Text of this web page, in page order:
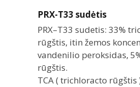
PRX-T33 sudėtis
PRX–T33 sudetis: 33%
rūgštis, itin žemos
vandenilio peroksidas,
rūgštis.
TCA ( trichloracto rūgštis